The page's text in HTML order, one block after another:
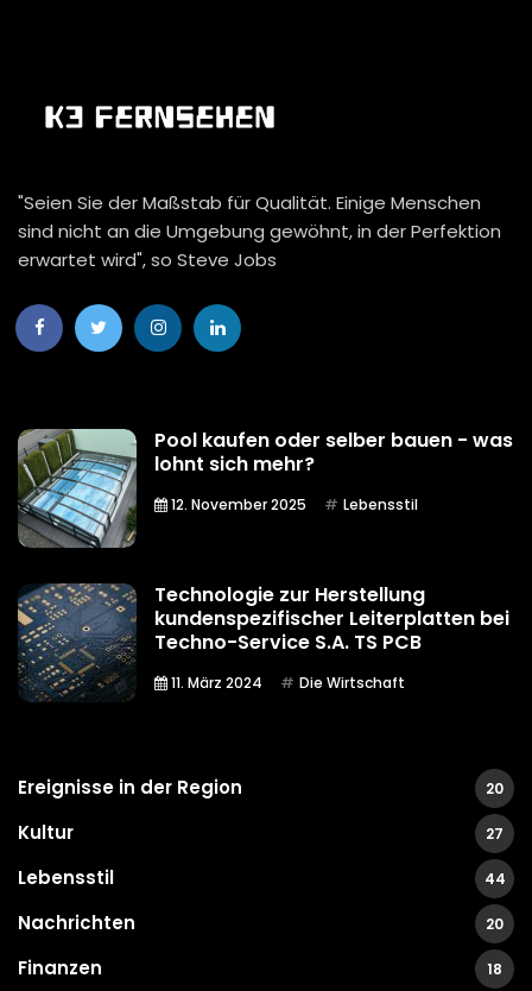
"Seien Sie der Maßstab für Qualität. Einige Menschen
sind nicht an die Umgebung gewöhnt, in der Perfektion
erwartet wird", so Steve Jobs
Pool kaufen oder selber bauen - was
lohnt sich mehr?
12. November 2025 Lebensstil
Technologie zur Herstellung
kundenspezifischer Leiterplatten bei
Techno-Service S.A. TS PCB
11. März 2024 Die Wirtschaft
Ereignisse in der Region 20
Kultur 27
Lebensstil 44
Nachrichten 20
Finanzen 18